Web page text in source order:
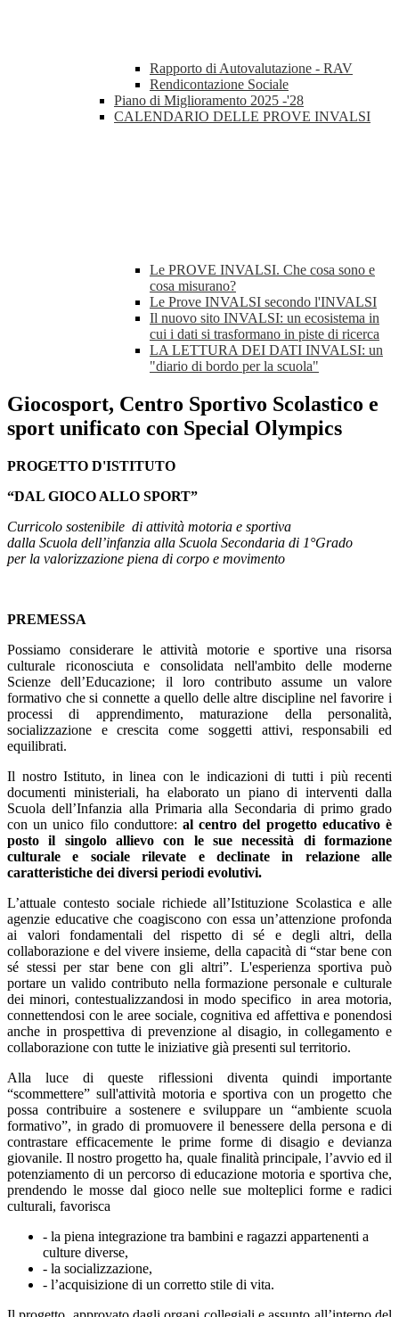
Rapporto di Autovalutazione - RAV
Rendicontazione Sociale
Piano di Miglioramento 2025 -'28
CALENDARIO DELLE PROVE INVALSI
Le PROVE INVALSI. Che cosa sono e
cosa misurano?
Le Prove INVALSI secondo l'INVALSI
Il nuovo sito INVALSI: un ecosistema in
cui i dati si trasformano in piste di ricerca
LA LETTURA DEI DATI INVALSI: un
"diario di bordo per la scuola"
Giocosport, Centro Sportivo Scolastico e
sport unificato con Special Olympics
PROGETTO D'ISTITUTO
“DAL GIOCO ALLO SPORT”
Curricolo sostenibile di attività motoria e sportiva
dalla Scuola dell’infanzia alla Scuola Secondaria di 1°Grado
per la valorizzazione piena di corpo e movimento
PREMESSA
Possiamo considerare le attività motorie e sportive una risorsa
culturale riconosciuta e consolidata nell'ambito delle moderne
Scienze dell’Educazione; il loro contributo assume un valore
formativo che si connette a quello delle altre discipline nel favorire i
processi di apprendimento, maturazione della personalità,
socializzazione e crescita come soggetti attivi, responsabili ed
equilibrati.
Il nostro Istituto, in linea con le indicazioni di tutti i più recenti
documenti ministeriali, ha elaborato un piano di interventi dalla
Scuola dell’Infanzia alla Primaria alla Secondaria di primo grado
con un unico filo conduttore: al centro del progetto educativo è
posto il singolo allievo con le sue necessità di formazione
culturale e sociale rilevate e declinate in relazione alle
caratteristiche dei diversi periodi evolutivi.
L’attuale contesto sociale richiede all’Istituzione Scolastica e alle
agenzie educative che coagiscono con essa un’attenzione profonda
ai valori fondamentali del rispetto di sé e degli altri, della
collaborazione e del vivere insieme, della capacità di “star bene con
sé stessi per star bene con gli altri”. L'esperienza sportiva può
portare un valido contributo nella formazione personale e culturale
dei minori, contestualizzandosi in modo specifico in area motoria,
connettendosi con le aree sociale, cognitiva ed affettiva e ponendosi
anche in prospettiva di prevenzione al disagio, in collegamento e
collaborazione con tutte le iniziative già presenti sul territorio.
Alla luce di queste riflessioni diventa quindi importante
“scommettere” sull'attività motoria e sportiva con un progetto che
possa contribuire a sostenere e sviluppare un “ambiente scuola
formativo”, in grado di promuovere il benessere della persona e di
contrastare efficacemente le prime forme di disagio e devianza
giovanile. Il nostro progetto ha, quale finalità principale, l’avvio ed il
potenziamento di un percorso di educazione motoria e sportiva che,
prendendo le mosse dal gioco nelle sue molteplici forme e radici
culturali, favorisca
- la piena integrazione tra bambini e ragazzi appartenenti a
culture diverse,
- la socializzazione,
- l’acquisizione di un corretto stile di vita.